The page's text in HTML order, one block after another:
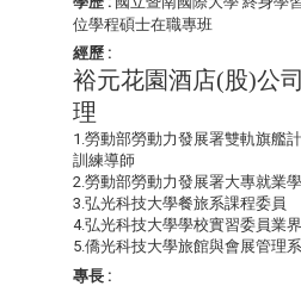
位學程碩士在職專班
經歷 :
裕元花園酒店(股)公司
理
1.勞動部勞動力發展署雙軌旗艦
訓練導師
2.勞動部勞動力發展署大專就業
3.弘光科技大學餐旅系課程委員
4.弘光科技大學學校實習委員業
5.僑光科技大學旅館與會展管理
專長 :